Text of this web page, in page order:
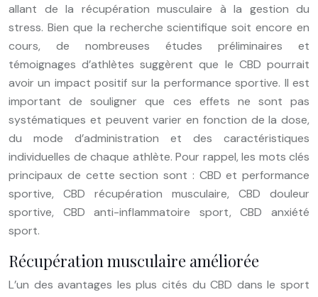
allant de la récupération musculaire à la gestion du
stress. Bien que la recherche scientifique soit encore en
cours, de nombreuses études préliminaires et
témoignages d’athlètes suggèrent que le CBD pourrait
avoir un impact positif sur la performance sportive. Il est
important de souligner que ces effets ne sont pas
systématiques et peuvent varier en fonction de la dose,
du mode d’administration et des caractéristiques
individuelles de chaque athlète. Pour rappel, les mots clés
principaux de cette section sont : CBD et performance
sportive, CBD récupération musculaire, CBD douleur
sportive, CBD anti-inflammatoire sport, CBD anxiété
sport.
Récupération musculaire améliorée
L’un des avantages les plus cités du CBD dans le sport